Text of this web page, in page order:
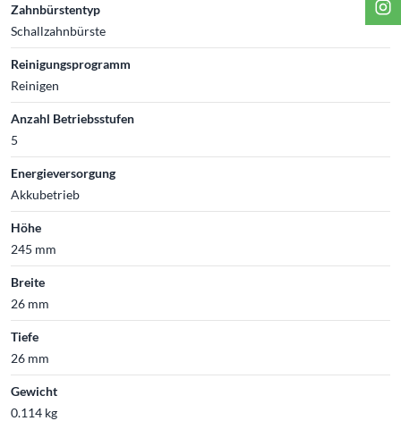
Zahnbürstentyp
Schallzahnbürste
Reinigungsprogramm
Reinigen
Anzahl Betriebsstufen
5
Energieversorgung
Akkubetrieb
Höhe
245 mm
Breite
26 mm
Tiefe
26 mm
Gewicht
0.114 kg